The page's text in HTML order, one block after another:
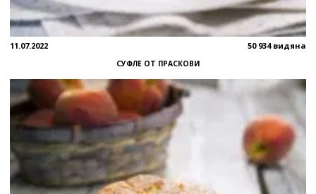
11.07.2022 50 934 видяна
СУФЛЕ ОТ ПРАСКОВИ